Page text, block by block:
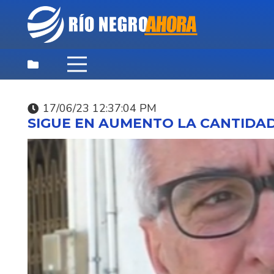
17/06/23 12:37:04 PM
SIGUE EN AUMENTO LA
DESTACADAS ,NOTICIAS ,
MINISTERIO DEL
ABRE LLAMADO PARA
CUBRIR 223 CARGOS
OPERADOR
PENITENCIARIO